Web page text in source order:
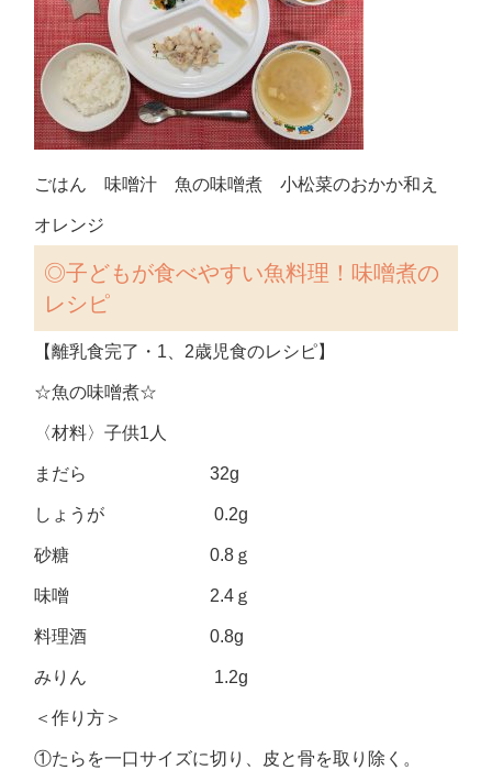
ごはん 味噌汁 魚の味噌煮 小松菜のおかか和え
オレンジ
◎子どもが食べやすい魚料理！味噌煮の
レシピ
【離乳食完了・1、2歳児食のレシピ】
☆魚の味噌煮☆
〈材料〉子供1人
まだら 32g
しょうが 0.2g
砂糖 0.8ｇ
味噌 2.4ｇ
料理酒 0.8g
みりん 1.2g
＜作り方＞
①たらを一口サイズに切り、皮と骨を取り除く。